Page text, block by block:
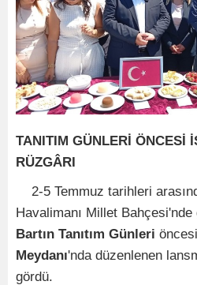
TANITIM GÜNLERİ ÖNCESİ
RÜZGÂRI
2-5 Temmuz tarihleri
Havalimanı Millet
Bartın Tanıtım Günleri
Meydanı'nda düzenlenen
gördü.